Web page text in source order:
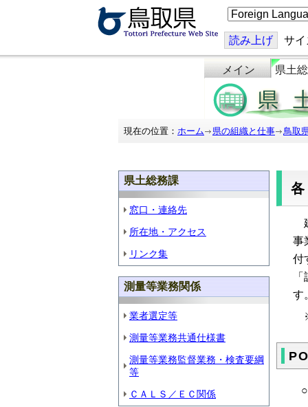
こ
の
ジ
を
翻
訳
す
る
読み上げ サ
メイン 県土
現在の位置： ホーム 県の組織と仕事 鳥取
県土総務課
窓口・連絡先
所在地・アクセス
リンク集
測量等業務関係
業者選定等
測量等業務共通仕様書
測量等業務監督業務・検査要綱
等
ＣＡＬＳ／ＥＣ関係
事
付
す
※
○